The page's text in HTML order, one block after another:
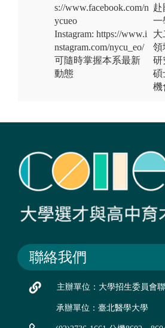
s://www.facebook.com/n
ycueo
Instagram: https://www.i
nstagram.com/nycu_eo/
可隨時掌握本系最新
動態
赴
一
大
領
研
碩
機
聯絡我們
主辦單位：大學招生委員會
承辦單位：臺北醫學大學